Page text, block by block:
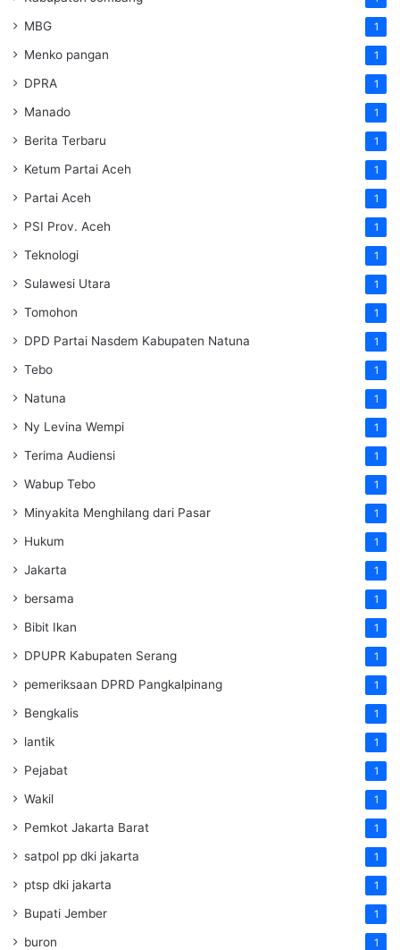
MBG 1
Menko pangan 1
DPRA 1
Manado 1
Berita Terbaru 1
Ketum Partai Aceh 1
Partai Aceh 1
PSI Prov. Aceh 1
Teknologi 1
Sulawesi Utara 1
Tomohon 1
DPD Partai Nasdem Kabupaten Natuna 1
Tebo 1
Natuna 1
Ny Levina Wempi 1
Terima Audiensi 1
Wabup Tebo 1
Minyakita Menghilang dari Pasar 1
Hukum 1
Jakarta 1
bersama 1
Bibit Ikan 1
DPUPR Kabupaten Serang 1
pemeriksaan DPRD Pangkalpinang 1
Bengkalis 1
lantik 1
Pejabat 1
Wakil 1
Pemkot Jakarta Barat 1
satpol pp dki jakarta 1
ptsp dki jakarta 1
Bupati Jember 1
buron 1